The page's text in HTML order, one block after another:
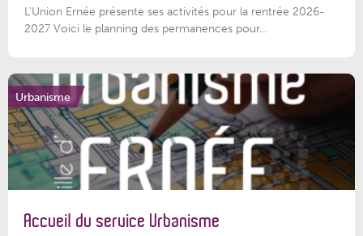
L'Union Ernée présente ses activités pour la rentrée 2026-
2027 Voici le planning des permanences pour...
Urbanisme
Accueil du service Urbanisme